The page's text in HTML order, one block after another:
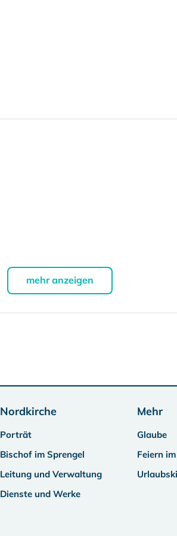
mehr anzeigen
Nordkirche
Porträt
Bischof im Sprengel
Leitung und Verwaltung
Dienste und Werke
Mehr
Glaube
Feiern